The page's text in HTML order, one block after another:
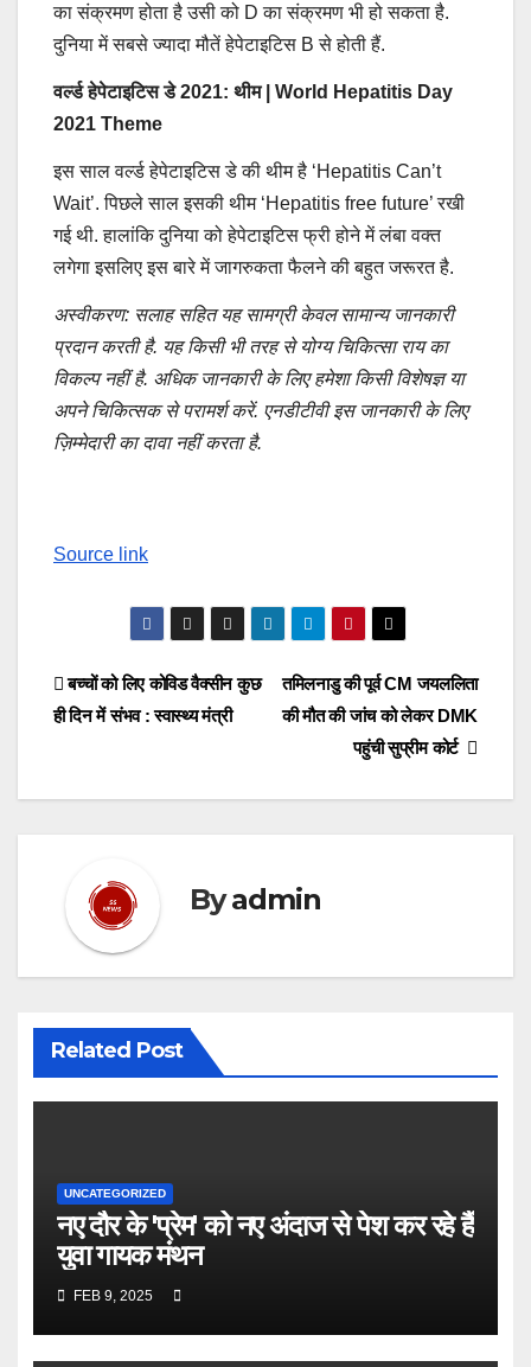
का संक्रमण होता है उसी को D का संक्रमण भी हो सकता है.
दुनिया में सबसे ज्यादा मौतें हेपेटाइटिस B से होती हैं.
वर्ल्ड हेपेटाइटिस डे 2021: थीम | World Hepatitis Day
2021 Theme
इस साल वर्ल्ड हेपेटाइटिस डे की थीम है ‘Hepatitis Can’t
Wait’. पिछले साल इसकी थीम ‘Hepatitis free future’ रखी
गई थी. हालांकि दुनिया को हेपेटाइटिस फ्री होने में लंबा वक्त
लगेगा इसलिए इस बारे में जागरुकता फैलने की बहुत जरूरत है.
अस्वीकरण: सलाह सहित यह सामग्री केवल सामान्य जानकारी
प्रदान करती है. यह किसी भी तरह से योग्य चिकित्सा राय का
विकल्प नहीं है. अधिक जानकारी के लिए हमेशा किसी विशेषज्ञ या
अपने चिकित्सक से परामर्श करें. एनडीटीवी इस जानकारी के लिए
ज़िम्मेदारी का दावा नहीं करता है.
Source link
Post
navigation
तमिलनाडु की पूर्व CM जयललिता
की मौत की जांच को लेकर DMK
पहुंची सुप्रीम कोर्ट
बच्चों को लिए कोविड वैक्सीन कुछ
ही दिन में संभव : स्वास्थ्य मंत्री
Byadmin
Related Post
UNCATEGORIZED
नए दौर के 'प्रेम' को नए अंदाज से पेश कर रहे हैं
युवा गायक मंथन
FEB 9, 2025